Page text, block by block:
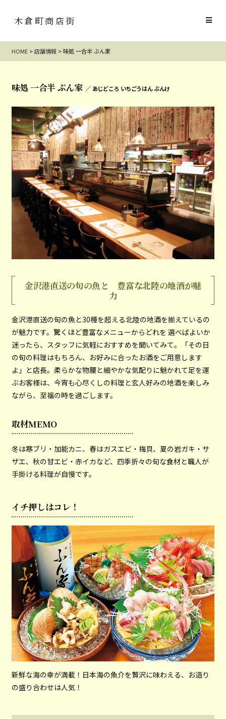
木倉町商店街
HOME>店舗情報 >味処 一合半 ぶん家
味処 一合半 ぶん家 ／ あじどころ いちごうはん ぶんけ
金沢港直送の旬の魚と 豊富な北陸の地酒が魅
力
金沢港直送の旬の魚と30種を超える北陸の地酒を揃えているの
が魅力です。驚くほど豊富なメニューからどれを 選べばよいか
迷ったら、スタッフに気軽におすすめを聞いてみて。「その日
の旬の料理はもちろん、お好みに合ったお酒をご用意します
よ」と店長。柔らかな物腰と細やかな気配りに魅かれて足を運
ぶお客様は、今宵も心尽くしの料理と玄人好みの地酒を楽しみ
ながら、至福の時を過ごします。
取材MEMO
冬は寒ブリ・加能カニ、春はガスエビ・梅貝、夏の岩ガキ・サ
ザエ、秋の甘エビ・赤イカなど、四季折々の旬な食材と職人が
手掛ける料理が自慢です。
イチ押しはコレ！
新鮮な海の幸が満載！日本海の魚介を贅沢に味わえる、お造り
の盛り合わせは人気！